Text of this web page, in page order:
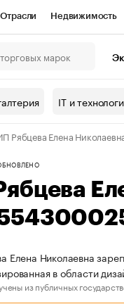
Отрасли Недвижимость
Проверка контрагентов
IT и
Рябцева Елена
Елена Николаевна
в области
из публичных